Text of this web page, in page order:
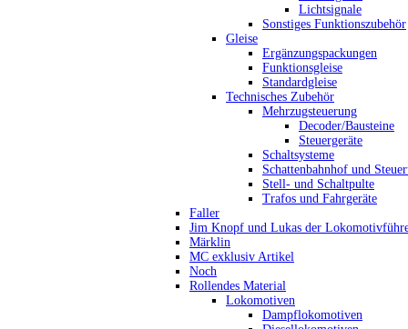
Lichtsignale
Sonstiges Funktionszubehör
Gleise
Ergänzungspackungen
Funktionsgleise
Standardgleise
Technisches Zubehör
Mehrzugsteuerung
Decoder/Bausteine
Steuergeräte
Schaltsysteme
Schattenbahnhof und
Stell- und Schaltpulte
Trafos und Fahrgeräte
Faller
Jim Knopf und Lukas der
Märklin
MC exklusiv Artikel
Noch
Rollendes Material
Lokomotiven
Dampflokomotiven